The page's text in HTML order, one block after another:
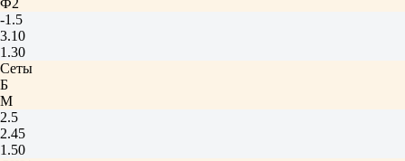
Ф2
-1.5
3.10
1.30
Сеты
Б
М
2.5
2.45
1.50